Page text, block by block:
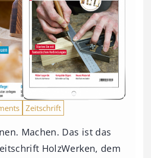
Zeitschrift
Machen. Das ist das
HolzWerken, dem